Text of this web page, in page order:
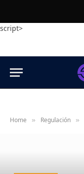
script>
Home » Regulación »